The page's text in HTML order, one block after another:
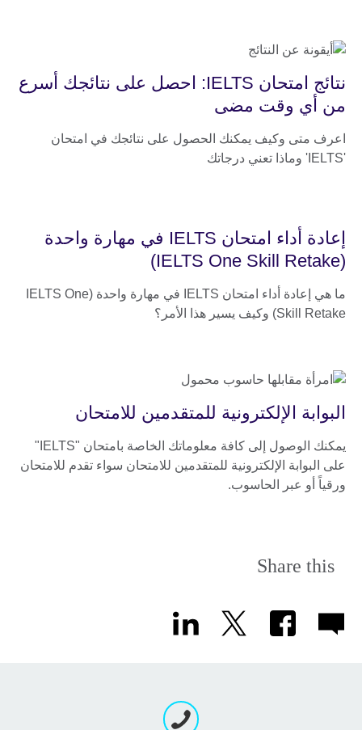
نتائج امتحان IELTS: احصل على نتائجك أسرع
من أي وقت مضى
اعرف متى وكيف يمكنك الحصول على نتائجك في امتحان
'IELTS' وماذا تعني درجاتك
إعادة أداء امتحان IELTS في مهارة واحدة
(IELTS One Skill Retake)
ما هي إعادة أداء امتحان IELTS في مهارة واحدة (IELTS One
Skill Retake) وكيف يسير هذا الأمر؟
البوابة الإلكترونية للمتقدمين للامتحان
يمكنك الوصول إلى كافة معلوماتك الخاصة بامتحان "IELTS"
على البوابة الإلكترونية للمتقدمين للامتحان سواء تقدم للامتحان
ورقياً أو عبر الحاسوب.
Share this